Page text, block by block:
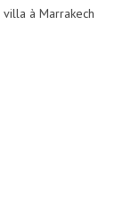
à Marrakech